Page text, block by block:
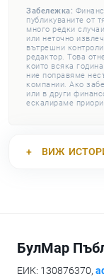
Забележка:
публикуваните от
много редки
или неточно
вътрешни
редактор. Това
които всяка
ние поправяме
компании. Ако
или в други
ескалираме
ВИЖ
БулМар
ЕИК: 130876370,